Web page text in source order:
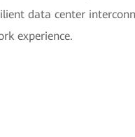
data center
experience.